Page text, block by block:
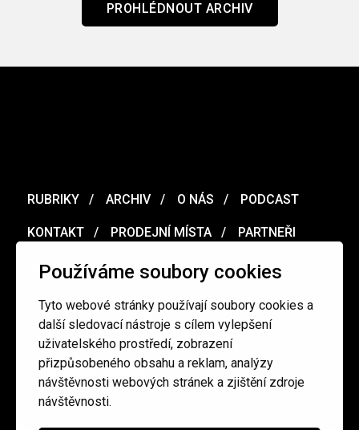
Používáme soubory cookies
Tyto webové stránky používají soubory cookies a
další sledovací nástroje s cílem vylepšení
uživatelského prostředí, zobrazení
přizpůsobeného obsahu a reklam, analýzy
návštěvnosti webových stránek a zjištění zdroje
návštěvnosti.
PROHLÉDNOUT ARCHIV
RUBRIKY ARCHIV O NÁS PODCAST
KONTAKT PRODEJNÍ MÍSTA PARTNEŘI
MERCH VOUCHER
Ochrana osobních údajů / Obchodní podmínky
redakce@cinepur.cz